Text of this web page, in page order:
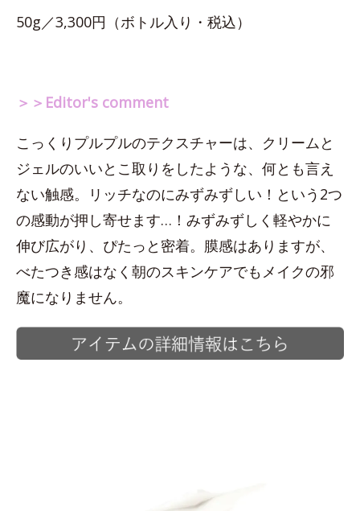
50g／3,300円（ボトル入り・税込）
＞＞Editor's comment
こっくりプルプルのテクスチャーは、クリームと
ジェルのいいとこ取りをしたような、何とも言え
ない触感。リッチなのにみずみずしい！という2つ
の感動が押し寄せます…！みずみずしく軽やかに
伸び広がり、ぴたっと密着。膜感はありますが、
べたつき感はなく朝のスキンケアでもメイクの邪
魔になりません。